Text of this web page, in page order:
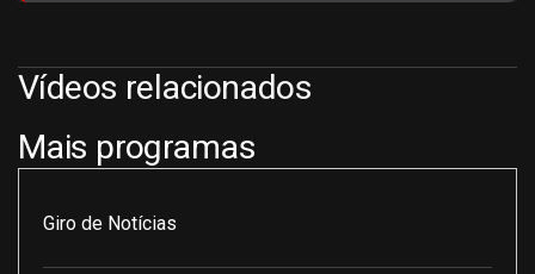
Vídeos relacionados
Mais programas
Giro de Notícias